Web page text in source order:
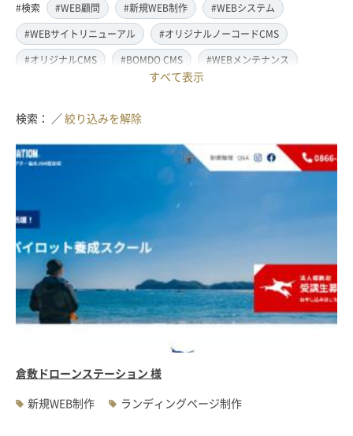
#検索 #WEB顧問 #新規WEB制作
#WEBシステム
#WEBサイトリニューアル
#オリジナルノーコードCMS
#オリジナルCMS
#BOMDO CMS
#WEBメンテナンス
#レスポンシブ対応
#翻訳・多言語対応
#情報管理システム
#取材・ライティング
#写真撮影
#動画制作(撮影・編集)
#アクセス解析・SEO対策
#名刺・パンフレット制作
#販促・ノベルティーグッズ制作
#SDGsサポート
#IT導入補助金
#WEBサーバ移転
#AWS構築
#IoT関連
#Androidアプリ開発
#インソーシングコンサルティング
#業務ツール
#採用・求人
#学校・教育・スクール
#病院・クリニック・医療
#集客サポート
すべて表示
検索： ／絞り込みを解除
倉敷ドローンステーション 様
新規WEB制作
ランディングページ制作